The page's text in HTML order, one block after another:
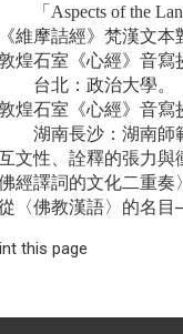
「Aspects of the
維摩詰經》梵漢文
煌石室《心經》音
台北：政治大學。
煌石室《心經》音
湖南長沙：湖南師
文性、詮釋的張力
經譯詞的文化二重
〈佛教漢語〉的名
this page